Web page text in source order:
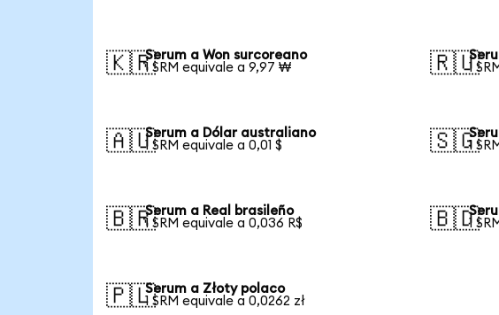
🇰🇷Serum a Won surcoreano
1 SRM equivale a 9,97 ₩
🇷🇺
1
🇦🇺Serum a Dólar australiano
1 SRM equivale a 0,01 $
🇸🇬
1
🇧🇷Serum a Real brasileño
1 SRM equivale a 0,036 R$
🇧🇩
1
🇵🇱Serum a Złoty polaco
1 SRM equivale a 0,0262 zł